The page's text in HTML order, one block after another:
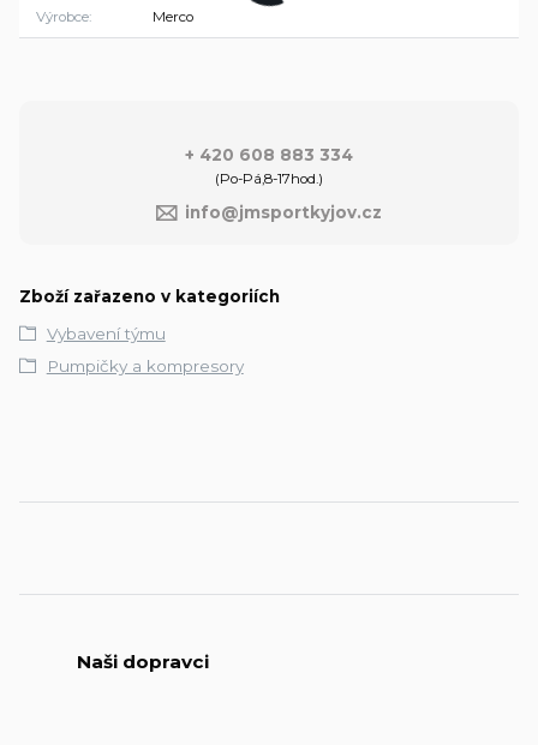
Výrobce Merco
+ 420 608 883 334
(Po-Pá,8-17hod.)
info@jmsportkyjov.cz
Zboží zařazeno v kategoriích
Vybavení týmu
Pumpičky a kompresory
Naši dopravci